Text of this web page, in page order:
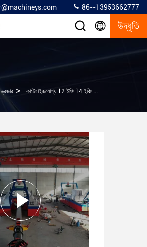
86--13953662777
উদ্ধৃতি
> কাস্টমাইজযোগ্য 12 ইঞ্চি 14 ইঞ্চি কাটার Suction Dredger